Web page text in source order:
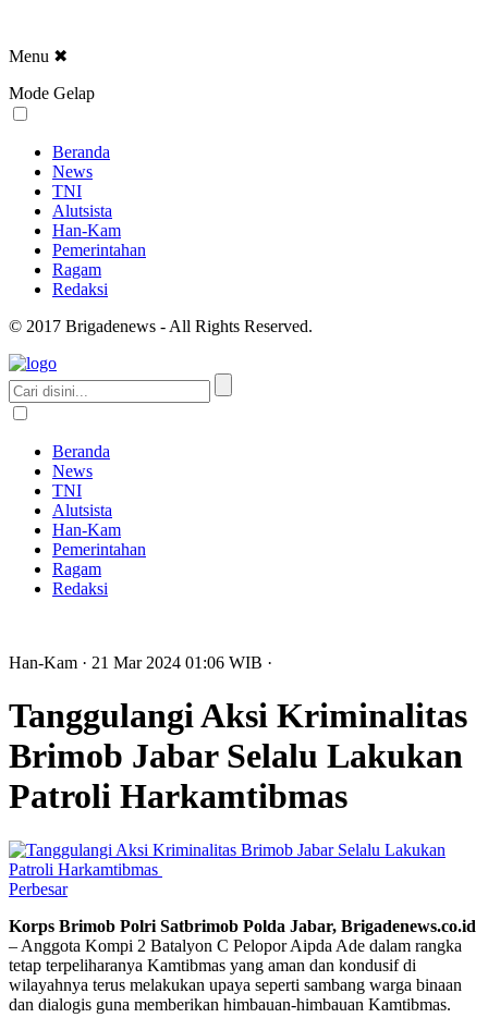
Menu ✖
Mode Gelap
Beranda
News
TNI
Alutsista
Han-Kam
Pemerintahan
Ragam
Redaksi
© 2017 Brigadenews - All Rights Reserved.
Beranda
News
TNI
Alutsista
Han-Kam
Pemerintahan
Ragam
Redaksi
Han-Kam · 21 Mar 2024 01:06 WIB ·
Tanggulangi Aksi Kriminalitas
Brimob Jabar Selalu Lakukan
Patroli Harkamtibmas
Perbesar
Korps Brimob Polri Satbrimob Polda Jabar, Brigadenews.co.id
– Anggota Kompi 2 Batalyon C Pelopor Aipda Ade dalam rangka
tetap terpeliharanya Kamtibmas yang aman dan kondusif di
wilayahnya terus melakukan upaya seperti sambang warga binaan
dan dialogis guna memberikan himbauan-himbauan Kamtibmas.